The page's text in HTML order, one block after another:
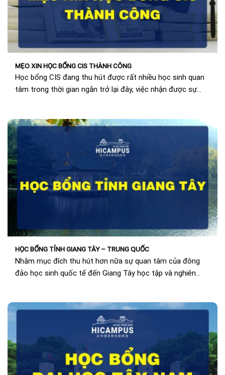
MẸO XIN HỌC BỔNG CIS THÀNH CÔNG
Học bổng CIS đang thu hút được rất nhiều học sinh quan
tâm trong thời gian ngắn trở lại đây, việc nhận được sự
HỌC BỔNG TỈNH GIANG TÂY – TRUNG QUỐC
Nhằm mục đích thu hút hơn nữa sự quan tâm của đông
đảo học sinh quốc tế đến Giang Tây học tập và nghiên